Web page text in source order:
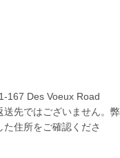
167 Des Voeux Road
先ではございません。弊
住所をご確認くださ